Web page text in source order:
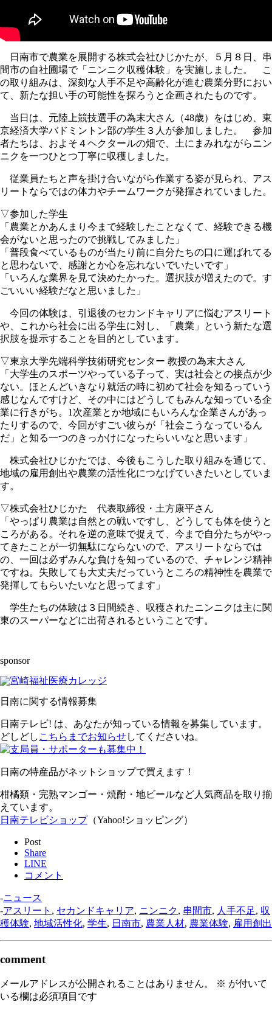
日南市で農業を展開する株式会社ひじかたが、５月８日、串
間市の自社圃場で「ニンニク収穫体験」を実施しました。 こ
の取り組みは、深刻な人手不足や高齢化が進む農業分野におい
て、新たな担い手の可能性を探ろうと企画されたものです。
当日は、元陸上競技選手の為末大さん（48歳）をはじめ、東
京経済大学バドミントン部の学生３人が参加しました。 参加
者たちは、およそ４ヘクタールの畑で、土にまみれながらニン
ニクを一つひとつ丁寧に収穫しました。
従業員たちと声を掛け合いながら作業する姿が見られ、アス
リートならではの体力やチームワークが発揮されていました。
▽参加した学生
「農業とかあんまり今まで経験したことなくて、経験できる機
会がないと思ったので挑戦してみました」
「普段食べているものが当たり前に自分たちの口に運ばれてる
と思わないで、感謝とか心を忘れないでいたいです」
「いろんな業界を見て決めたかった。選択肢が増えたので。す
ごいいい経験だなと思いました」
今回の体験は、引退後のセカンドキャリアに悩むアスリート
や、これから社会に出る学生に対し、「農業」という新たな選
択肢を提示することを目的としています。
▽東京大学先端科学技術研究センター 教授の為末大さん
「大学生のスポーツやっている子って、実は社会との接点が少
ない。ほとんどいきなり就活の時に初めて社会を知るっていう
感じなんですけど、その中にはどうしてもみんな知っている企
業に行きがち。1次産業とか地域にもいろんな企業さんがあっ
たりするので、今回がすごい彼らが「社会こうなっているん
だ」と知る一つのきっかけになったらいいなと思います」
株式会社ひじかたでは、今後もこうした取り組みを通じて、
地域の雇用創出や農業の活性化につなげていきたいとしていま
す。
▽株式会社ひじかた 代表取締役・土方康平さん
「やっぱり農業は自然との戦いですし、どうしても体を使うと
ころがある。それを逆の意味で捉えて、今まで自分たちがやっ
てきたことが一切無駄にならないので、アスリートならでは
の、一回は必ずみんな負けを知っているので、チャレンジ精神
ですね。失敗しても大丈夫だっていうところの精神性を農業で
発揮してもらいたいなと思ってます」
学生たちの体験は３日間続き、収穫されたニンニクは主に関
東のスーパーなどに出荷されるということです。
sponsor
日南に関する情報募集
日南テレビ! は、あなたが知っている情報を募集しています。
どしどし こちらまでお知らせしてくださいね。
日南の特産品がネットショップで買えます！
柑橘類・完熟マンゴー・焼酎・地ビールなど人気商品を取り揃
えています。
日南テレビショップ（Yahoo!ショッピング）
Post
Share
LINE
コメント
-ニュース
-アスリート , セカンドキャリア, ニンニク, 串間市, 人手不足, 収
穫体験, 地域活性化, 学生, 日南市, 農業人材, 農業体験, 雇用創出
comment
メールアドレスが公開されることはありません。 ※ が付いて
いる欄は必須項目です